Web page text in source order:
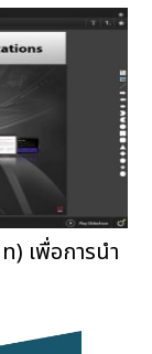
เพื่อการนำ